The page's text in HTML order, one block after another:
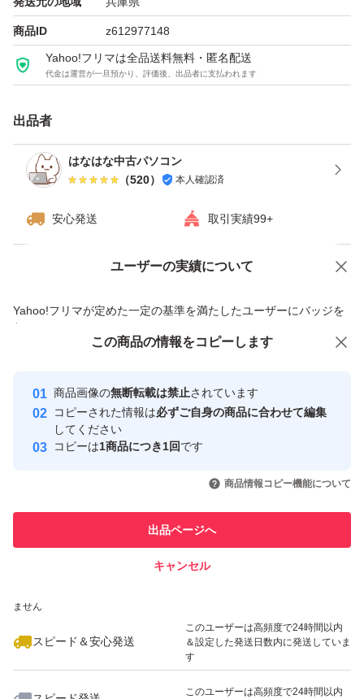
商品ID z612977148
Yahoo!フリマは全品送料無料・匿名配送
代金は運営が一旦預かり、評価後、出品者に支払われます
出品者
はなはな中古パソコン
（520） 本人確認済
安心発送 取引実績99+
ユーザーの実績について
Yahoo!フリマが定めた一定の基準を満たしたユーザーにバッジを
付与しています
安心取引出品者
心・安全なユーザーです
取引実績
引を完了させた実績があります
での取引実績があります
ません
スピード＆安心発送
このユーザーは高頻度で24時間以内
＆設定した発送日数内に発送していま
す
このユーザーは高頻度で24時間以内
価格の相談 商品への質問
この商品の情報をコピーします
商品画像の無断転載は禁止されています
コピーされた情報は必ずご自身の商品に合わせて編集
してください
コピーは1商品につき1回です
商品情報コピー機能について
出品ページへ
キャンセル
この商品をみている人にオススメ